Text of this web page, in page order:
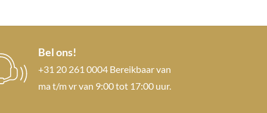
Bel ons!
+31 20 261 0004 Bereikbaar van
ma t/m vr van 9:00 tot 17:00 uur.